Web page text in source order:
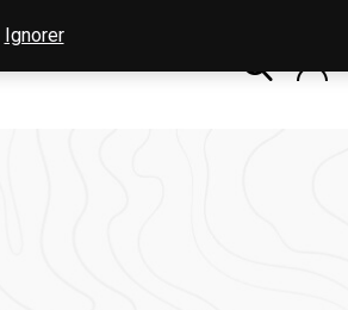
Ignorer